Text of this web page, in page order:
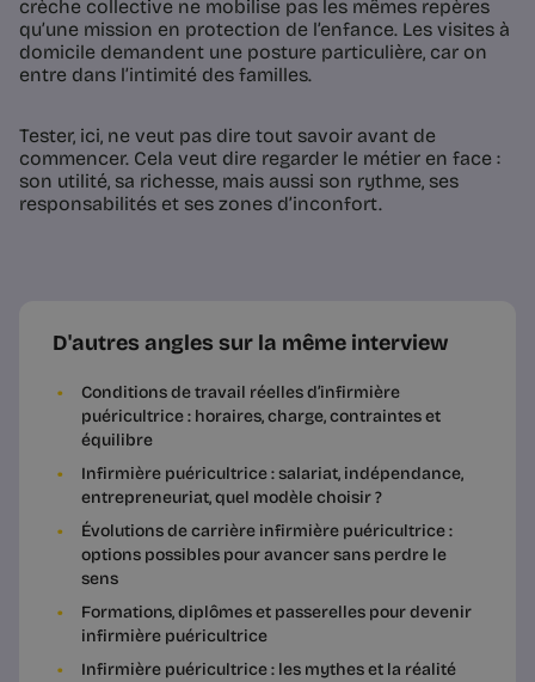
crèche collective ne mobilise pas les mêmes repères
qu’une mission en protection de l’enfance. Les visites à
domicile demandent une posture particulière, car on
entre dans l’intimité des familles.
Tester, ici, ne veut pas dire tout savoir avant de
commencer. Cela veut dire regarder le métier en face :
son utilité, sa richesse, mais aussi son rythme, ses
responsabilités et ses zones d’inconfort.
D'autres angles sur la même interview
Conditions de travail réelles d’infirmière
puéricultrice : horaires, charge, contraintes et
équilibre
Infirmière puéricultrice : salariat, indépendance,
entrepreneuriat, quel modèle choisir ?
Évolutions de carrière infirmière puéricultrice :
options possibles pour avancer sans perdre le
sens
Formations, diplômes et passerelles pour devenir
infirmière puéricultrice
Infirmière puéricultrice : les mythes et la réalité